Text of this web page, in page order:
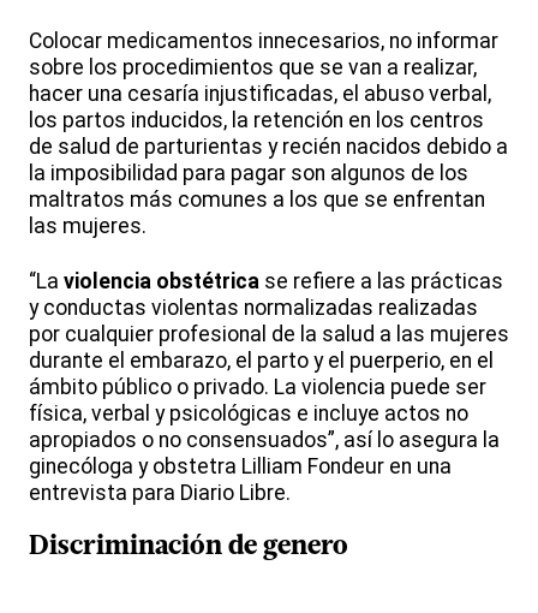
Colocar medicamentos innecesarios, no informar
sobre los procedimientos que se van a realizar,
hacer una cesaría injustificadas, el abuso verbal,
los partos inducidos, la retención en los centros
de salud de parturientas y recién nacidos debido a
la imposibilidad para pagar son algunos de los
maltratos más comunes a los que se enfrentan
las mujeres.
“La violencia obstétrica se refiere a las prácticas
y conductas violentas normalizadas realizadas
por cualquier profesional de la salud a las mujeres
durante el embarazo, el parto y el puerperio, en el
ámbito público o privado. La violencia puede ser
física, verbal y psicológicas e incluye actos no
apropiados o no consensuados”, así lo asegura la
ginecóloga y obstetra Lilliam Fondeur en una
entrevista para Diario Libre.
Discriminación de genero